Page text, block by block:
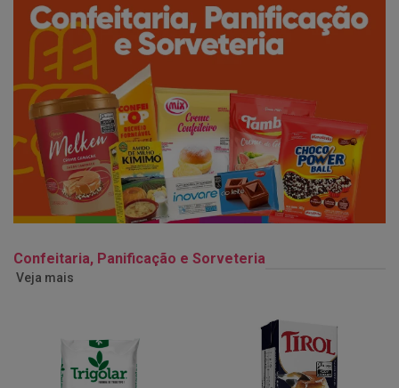
Confeitaria, Panificação e Sorveteria
Veja mais